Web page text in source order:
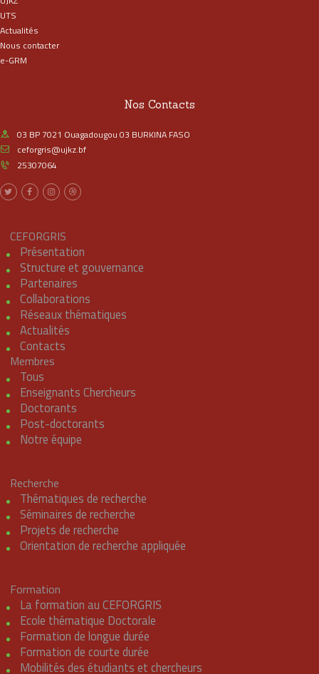
UTS
Actualités
Nous contacter
e-GRM
Nos Contacts
03 BP 7021 Ouagadougou 03 BURKINA FASO
ceforgris@ujkz.bf
25307064
CEFORGRIS
Présentation
Structure et gouvernance
Partenaires
Collaborations
Réseaux thématiques
Actualités
Contacts
Membres
Tous
Enseignants Chercheurs
Doctorants
Post-doctorants
Notre équipe
Recherche
Thématiques de recherche
Séminaires de recherche
Projets de recherche
Orientation de recherche appliquée
Formation
La formation au CEFORGRIS
Ecole thématique Doctorale
Formation de longue durée
Formation de courte durée
Mobilités des étudiants et chercheurs